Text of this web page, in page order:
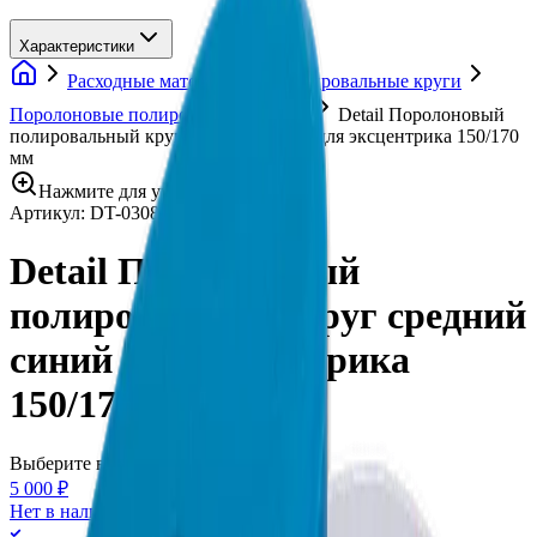
Характеристики
Расходные материалы
Полировальные круги
Поролоновые полировальные круги
Detail Поролоновый
полировальный круг средний синий для эксцентрика 150/170
мм
Нажмите для увеличения
Артикул: DT-0308
Detail Поролоновый
полировальный круг средний
синий для эксцентрика
150/170 мм
Выберите вариант:
5 000 ₽
Нет в наличии